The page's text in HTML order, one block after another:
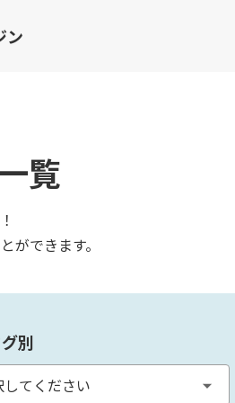
ン
覧
ができます。
別